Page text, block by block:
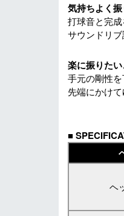
気持ちよく
打球音と完成
サウンドリ
楽に振りた
手元の剛性を
先端にかけ
■
ヘ